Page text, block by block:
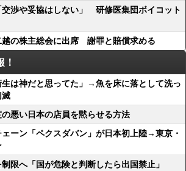
交渉や妥協はしない」 研修医集団ボイコット
越の株主総会に出席 謝罪と賠償求める
！
は神だと思ってた」→魚を床に落として洗っ
滅
の悪い日本の店員を黙らせる方法
ーン「ペクスダバン」が日本初上陸→東京・
限へ「国が危険と判断したら出国禁止」